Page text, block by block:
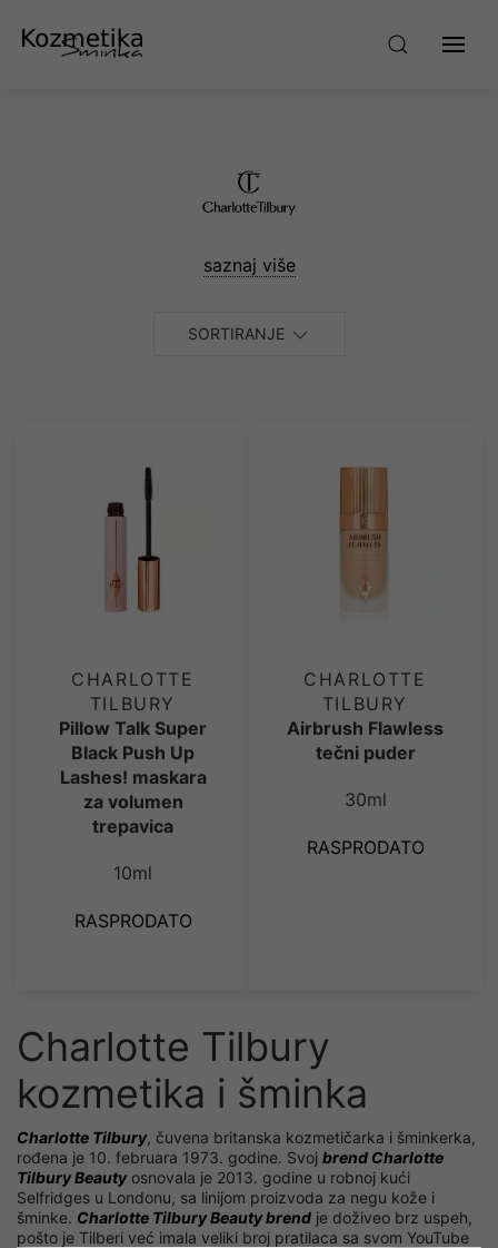
saznaj više
SORTIRANJE
CHARLOTTE
TILBURY
Pillow Talk Super
Black Push Up
Lashes! maskara
za volumen
trepavica
10ml
RASPRODATO
CHARLOTTE
TILBURY
Airbrush Flawless
tečni puder
30ml
RASPRODATO
Charlotte Tilbury
kozmetika i šminka
Charlotte Tilbury, čuvena britanska kozmetičarka i šminkerka,
rođena je 10. februara 1973. godine. Svoj brend Charlotte
Tilbury Beautyosnovala je 2013. godine u robnoj kući
Selfridges u Londonu, sa linijom proizvoda za negu kože i
šminke. Charlotte Tilbury Beauty brend je doživeo brz uspeh,
pošto je Tilberi već imala veliki broj pratilaca sa svom YouTube